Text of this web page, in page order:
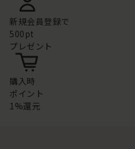
新規会員登録で
500pt
プレゼント
購入時
ポイント
1%還元